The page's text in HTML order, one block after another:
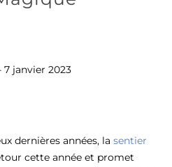
7 janvier 2023
dernières années, la sentier
cette année et promet